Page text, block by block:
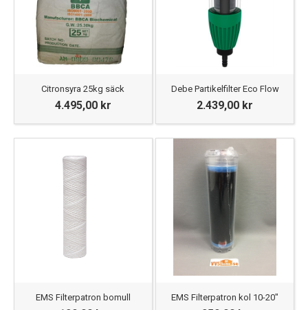
Citronsyra 25kg säck
4.495,00 kr
Debe Partikelfilter Eco Flow
2.439,00 kr
EMS Filterpatron bomull EMS Filterpatron kol 10-20"